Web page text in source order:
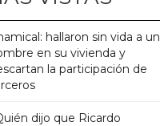
hallaron sin vida a un
en su vivienda y
la participación de
dijo que Ricardo